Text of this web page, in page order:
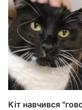
Кіт навчився